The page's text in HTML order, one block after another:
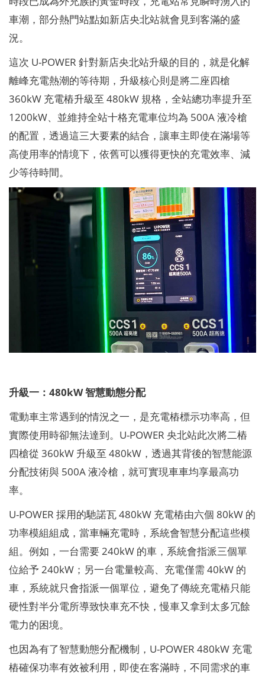
車潮，部分熱門站點如新店央北站就會見到客滿的盛
況。
這次 U-POWER 針對新店央北站升級的目的，就是化解
離峰充電熱潮的等待期，升級核心則是將二座四槍
360kW 充電樁升級至 480kW 規格，全站總功率提升至
1200kW、並維持全站十格充電車位均為 500A 液冷槍
的配置，透過這三大要素的結合，讓車主即使在滿場等
高使用率的情境下，依舊可以獲得更快的充電效率、減
少等待時間。
升級一：480kW 智慧動態分配
電動車主常遇到的情況之一，是充電樁標示功率高，但
實際使用時卻無法達到。U-POWER 央北站此次將二樁
四槍從 360kW 升級至 480kW，透過其背後的智慧能源
分配技術與 500A 液冷槍，就可實現車車均享最高功
率。
U-POWER 採用的馳諾瓦 480kW 充電樁由六個 80kW 的
功率模組組成，當車輛充電時，系統會智慧分配這些模
組。例如，一台需要 240kW 的車，系統會指派三個單
位給予 240kW；另一台電量較高、充電僅需 40kW 的
車，系統就只會指派一個單位，避免了傳統充電樁只能
硬性對半分電所導致快車充不快，慢車又拿到太多冗餘
電力的困境。
也因為有了智慧動態分配機制，U-POWER 480kW 充電
樁確保功率有效被利用，即使在客滿時，不同需求的車